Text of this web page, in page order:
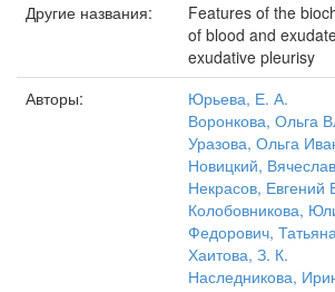
Другие названия:
Features of the
of blood and
exudative pleurisy
Авторы:
Юрьева, Е. А.
Воронкова, Ольга
Уразова, Ольга
Новицкий,
Некрасов, Евгений
Колобовникова,
Федорович,
Хаитова, З. К.
Наследникова,